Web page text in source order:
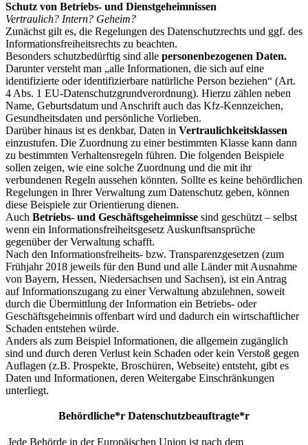
Schutz von Betriebs- und Dienstgeheimnissen
Vertraulich? Intern? Geheim?
Zunächst gilt es, die Regelungen des Datenschutzrechts und ggf. des
Informationsfreiheitsrechts zu beachten.
Besonders schutzbedürftig sind alle personenbezogenen Daten.
Darunter versteht man „alle Informationen, die sich auf eine
identifizierte oder identifizierbare natürliche Person beziehen“ (Art.
4 Abs. 1 EU-Datenschutzgrundverordnung). Hierzu zählen neben
Name, Geburtsdatum und Anschrift auch das Kfz-Kennzeichen,
Gesundheitsdaten und persönliche Vorlieben.
Darüber hinaus ist es denkbar, Daten in Vertraulichkeitsklassen
einzustufen. Die Zuordnung zu einer bestimmten Klasse kann dann
zu bestimmten Verhaltensregeln führen. Die folgenden Beispiele
sollen zeigen, wie eine solche Zuordnung und die mit ihr
verbundenen Regeln aussehen könnten. Sollte es keine behördlichen
Regelungen in Ihrer Verwaltung zum Datenschutz geben, können
diese Beispiele zur Orientierung dienen.
Auch Betriebs- und Geschäftsgeheimnisse sind geschützt – selbst
wenn ein Informationsfreiheitsgesetz Auskunftsansprüche
gegenüber der Verwaltung schafft.
Nach den Informationsfreiheits- bzw. Transparenzgesetzen (zum
Frühjahr 2018 jeweils für den Bund und alle Länder mit Ausnahme
von Bayern, Hessen, Niedersachsen und Sachsen), ist ein Antrag
auf Informationszugang zu einer Verwaltung abzulehnen, soweit
durch die Übermittlung der Information ein Betriebs- oder
Geschäftsgeheimnis offenbart wird und dadurch ein wirtschaftlicher
Schaden entstehen würde.
Anders als zum Beispiel Informationen, die allgemein zugänglich
sind und durch deren Verlust kein Schaden oder kein Verstoß gegen
Auflagen (z.B. Prospekte, Broschüren, Webseite) entsteht, gibt es
Daten und Informationen, deren Weitergabe Einschränkungen
unterliegt.
Behördliche*r Datenschutzbeauftragte*r
Jede Behörde in der Europäischen Union ist nach dem